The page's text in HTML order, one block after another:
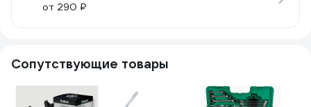
от 290 ₽
Сопутствующие товары